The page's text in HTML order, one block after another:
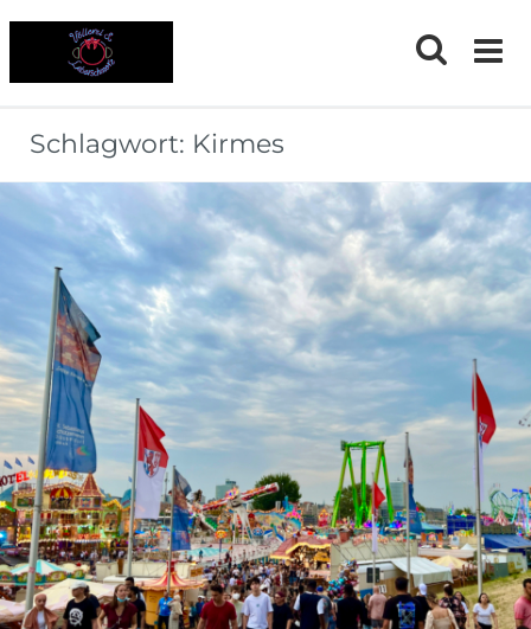
Schlagwort: Kirmes